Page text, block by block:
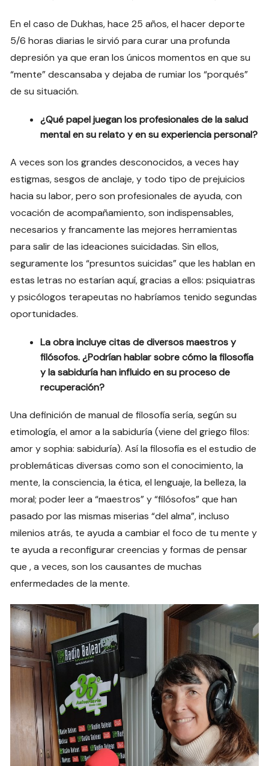
En el caso de Dukhas, hace 25 años, el hacer deporte
5/6 horas diarias le sirvió para curar una profunda
depresión ya que eran los únicos momentos en que su
“mente” descansaba y dejaba de rumiar los “porqués”
de su situación.
¿Qué papel juegan los profesionales de la salud
mental en su relato y en su experiencia personal?
A veces son los grandes desconocidos, a veces hay
estigmas, sesgos de anclaje, y todo tipo de prejuicios
hacia su labor, pero son profesionales de ayuda, con
vocación de acompañamiento, son indispensables,
necesarios y francamente las mejores herramientas
para salir de las ideaciones suicidadas. Sin ellos,
seguramente los “presuntos suicidas” que les hablan en
estas letras no estarían aquí, gracias a ellos: psiquiatras
y psicólogos terapeutas no habríamos tenido segundas
oportunidades.
La obra incluye citas de diversos maestros y
filósofos. ¿Podrían hablar sobre cómo la filosofía
y la sabiduría han influido en su proceso de
recuperación?
Una definición de manual de filosofía sería, según su
etimología, el amor a la sabiduría (viene del griego filos:
amor y sophia: sabiduría). Así la filosofía es el estudio de
problemáticas diversas como son el conocimiento, la
mente, la consciencia, la ética, el lenguaje, la belleza, la
moral; poder leer a “maestros” y “filósofos” que han
pasado por las mismas miserias “del alma”, incluso
milenios atrás, te ayuda a cambiar el foco de tu mente y
te ayuda a reconfigurar creencias y formas de pensar
que , a veces, son los causantes de muchas
enfermedades de la mente.